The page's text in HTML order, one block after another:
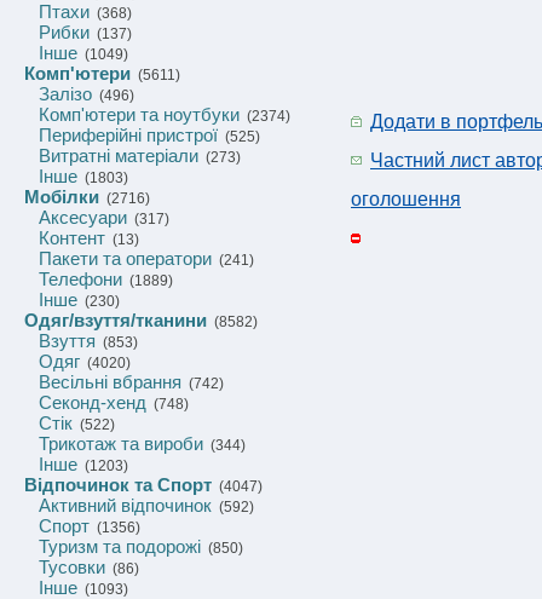
Птахи (368)
Рибки (137)
Інше (1049)
Комп'ютери (5611)
Залізо (496)
Комп'ютери та ноутбуки (2374)
Периферійні пристрої (525)
Витратні матеріали (273)
Інше (1803)
Мобілки (2716)
Аксесуари (317)
Контент (13)
Пакети та оператори (241)
Телефони (1889)
Інше (230)
Одяг/взуття/тканини (8582)
Взуття (853)
Одяг (4020)
Весільні вбрання (742)
Секонд-хенд (748)
Стік (522)
Трикотаж та вироби (344)
Інше (1203)
Відпочинок та Спорт (4047)
Активний відпочинок (592)
Спорт (1356)
Туризм та подорожі (850)
Тусовки (86)
Інше (1093)
Додати в портфель
Частний лист
оголошення